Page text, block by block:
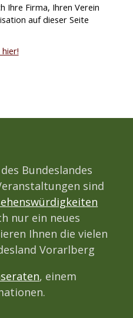
Ihre Firma, Ihren Verein
auf dieser Seite
Bundeslandes
sind
nur ein neues
Ihnen die vielen
Vorarlberg
, einem